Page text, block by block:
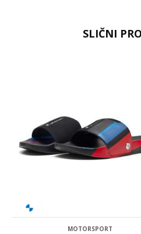
Poruka
SLIČNI
MOTORSPORT